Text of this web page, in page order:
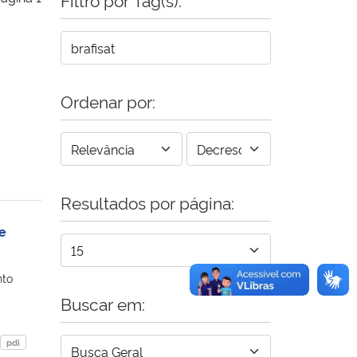
pdi
Ordenar por:
Resultados por página:
Buscar em: